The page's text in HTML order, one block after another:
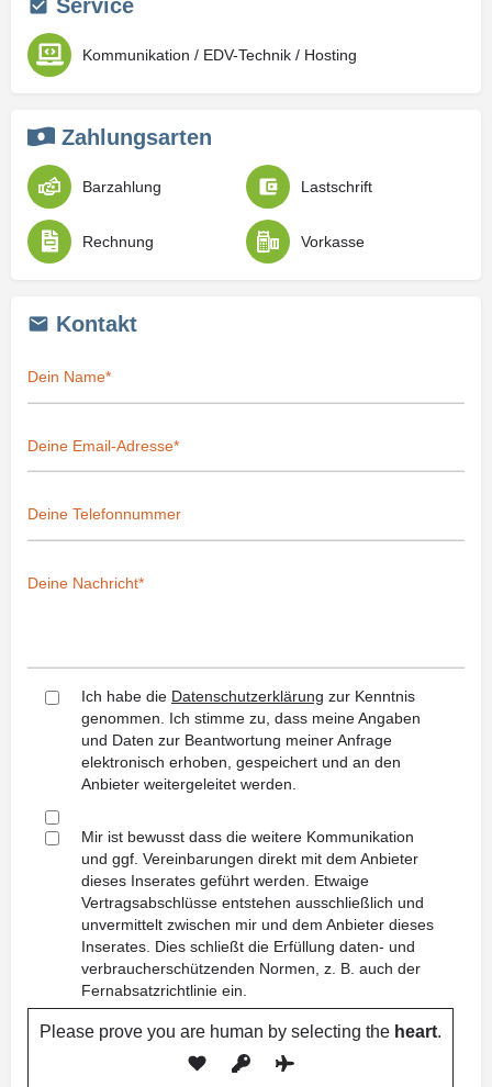
Service
Kommunikation / EDV-Technik / Hosting
Zahlungsarten
Barzahlung Lastschrift
Rechnung Vorkasse
Kontakt
Ich habe die Datenschutzerklärung zur Kenntnis
genommen. Ich stimme zu, dass meine Angaben
und Daten zur Beantwortung meiner Anfrage
elektronisch erhoben, gespeichert und an den
Anbieter weitergeleitet werden.
Mir ist bewusst dass die weitere Kommunikation
und ggf. Vereinbarungen direkt mit dem Anbieter
dieses Inserates geführt werden. Etwaige
Vertragsabschlüsse entstehen ausschließlich und
unvermittelt zwischen mir und dem Anbieter dieses
Inserates. Dies schließt die Erfüllung daten- und
verbraucherschützenden Normen, z. B. auch der
Fernabsatzrichtlinie ein.
Please prove you are human by selecting the heart.